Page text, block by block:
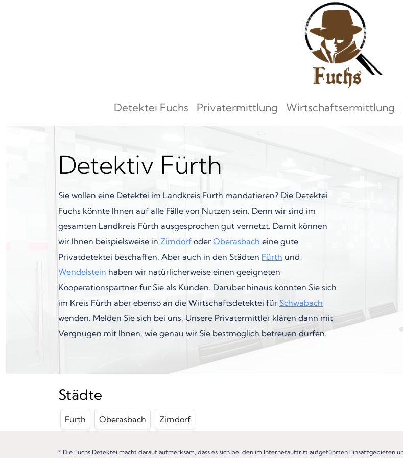
HauptnavigationDetektei Fuchs Privatermittlung Wirtschaftsermittlung
Detektiv Fürth
Sie wollen eine Detektei im Landkreis Fürth mandatieren? Die Detektei
Fuchs könnte Ihnen auf alle Fälle von Nutzen sein. Denn wir sind im
gesamten Landkreis Fürth ausgesprochen gut vernetzt. Damit können
wir Ihnen beispielsweise in Zirndorf oder Oberasbach eine gute
Privatdetektei beschaffen. Aber auch in den Städten Fürth und
Wendelstein haben wir natürlicherweise einen geeigneten
Kooperationspartner für Sie als Kunden. Darüber hinaus könnten Sie sich
im Kreis Fürth aber ebenso an die Wirtschaftsdetektei für Schwabach
wenden. Melden Sie sich bei uns. Unsere Privatermittler klären dann mit
Vergnügen mit Ihnen, wie genau wir Sie bestmöglich betreuen dürfen.
Städte
Fürth Oberasbach Zirndorf
* Die Fuchs Detektei macht darauf aufmerksam, dass es sich bei den im Internetauftritt aufgeführten Einsatzgebieten